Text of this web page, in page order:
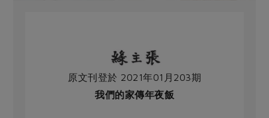
原文刊登於 2021年01月203期
我們的家傳年夜飯